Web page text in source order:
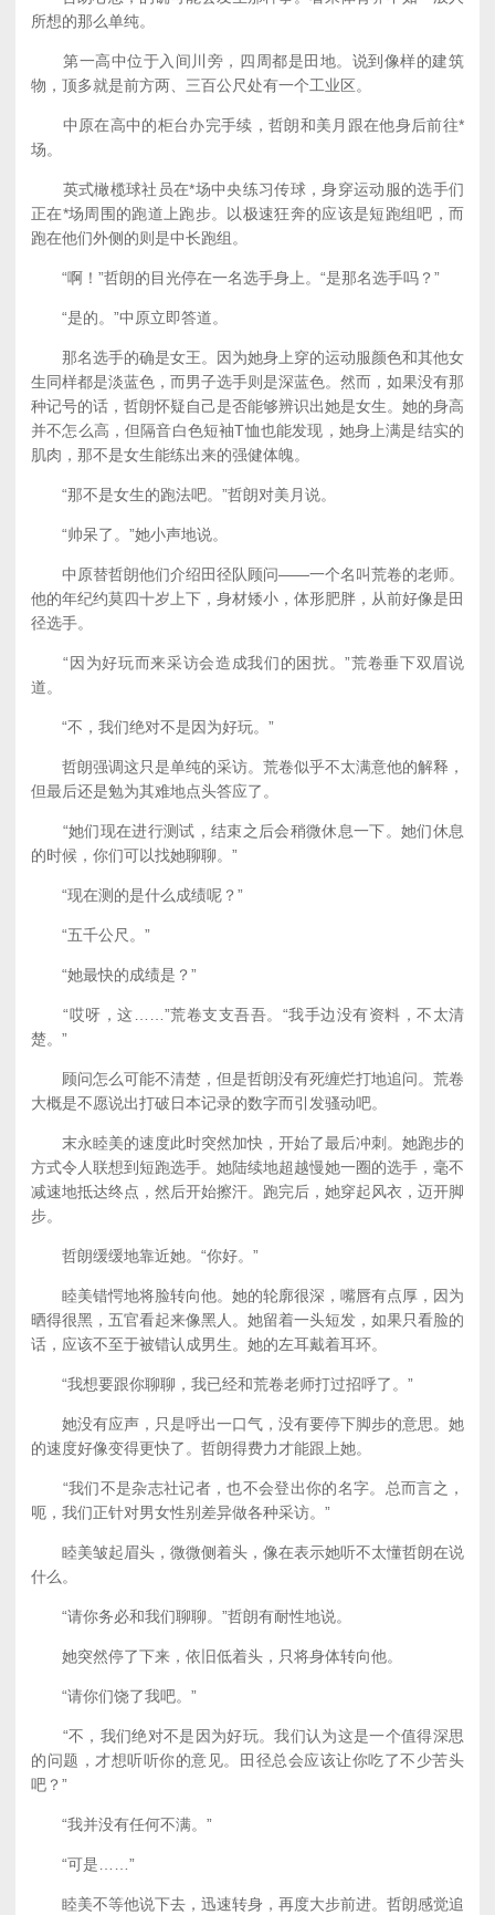
所想的那么单纯。
第一高中位于入间川旁，四周都是田地。说到像样的建筑
物，顶多就是前方两、三百公尺处有一个工业区。
中原在高中的柜台办完手续，哲朗和美月跟在他身后前往*
场。
英式橄榄球社员在*场中央练习传球，身穿运动服的选手们
正在*场周围的跑道上跑步。以极速狂奔的应该是短跑组吧，而
跑在他们外侧的则是中长跑组。
“啊！”哲朗的目光停在一名选手身上。“是那名选手吗？”
“是的。”中原立即答道。
那名选手的确是女王。因为她身上穿的运动服颜色和其他女
生同样都是淡蓝色，而男子选手则是深蓝色。然而，如果没有那
种记号的话，哲朗怀疑自己是否能够辨识出她是女生。她的身高
并不怎么高，但隔音白色短袖T恤也能发现，她身上满是结实的
肌肉，那不是女生能练出来的强健体魄。
“那不是女生的跑法吧。”哲朗对美月说。
“帅呆了。”她小声地说。
中原替哲朗他们介绍田径队顾问——一个名叫荒卷的老师。
他的年纪约莫四十岁上下，身材矮小，体形肥胖，从前好像是田
径选手。
“因为好玩而来采访会造成我们的困扰。”荒卷垂下双眉说
道。
“不，我们绝对不是因为好玩。”
哲朗强调这只是单纯的采访。荒卷似乎不太满意他的解释，
但最后还是勉为其难地点头答应了。
“她们现在进行测试，结束之后会稍微休息一下。她们休息
的时候，你们可以找她聊聊。”
“现在测的是什么成绩呢？”
“五千公尺。”
“她最快的成绩是？”
“哎呀，这……”荒卷支支吾吾。“我手边没有资料，不太清
楚。”
顾问怎么可能不清楚，但是哲朗没有死缠烂打地追问。荒卷
大概是不愿说出打破日本记录的数字而引发骚动吧。
末永睦美的速度此时突然加快，开始了最后冲刺。她跑步的
方式令人联想到短跑选手。她陆续地超越慢她一圈的选手，毫不
减速地抵达终点，然后开始擦汗。跑完后，她穿起风衣，迈开脚
步。
哲朗缓缓地靠近她。“你好。”
睦美错愕地将脸转向他。她的轮廓很深，嘴唇有点厚，因为
晒得很黑，五官看起来像黑人。她留着一头短发，如果只看脸的
话，应该不至于被错认成男生。她的左耳戴着耳环。
“我想要跟你聊聊，我已经和荒卷老师打过招呼了。”
她没有应声，只是呼出一口气，没有要停下脚步的意思。她
的速度好像变得更快了。哲朗得费力才能跟上她。
“我们不是杂志社记者，也不会登出你的名字。总而言之，
呃，我们正针对男女性别差异做各种采访。”
睦美皱起眉头，微微侧着头，像在表示她听不太懂哲朗在说
什么。
“请你务必和我们聊聊。”哲朗有耐性地说。
她突然停了下来，依旧低着头，只将身体转向他。
“请你们饶了我吧。”
“不，我们绝对不是因为好玩。我们认为这是一个值得深思
的问题，才想听听你的意见。田径总会应该让你吃了不少苦头
吧？”
“我并没有任何不满。”
“可是……”
睦美不等他说下去，迅速转身，再度大步前进。哲朗感觉追